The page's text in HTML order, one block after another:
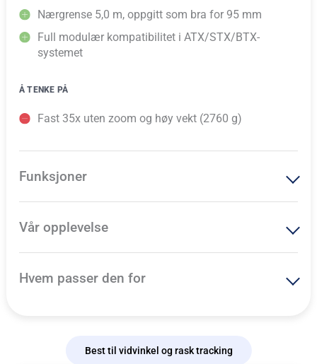
Nærgrense 5,0 m, oppgitt som bra for 95 mm
Full modulær kompatibilitet i ATX/STX/BTX-
systemet
Å TENKE PÅ
Fast 35x uten zoom og høy vekt (2760 g)
Funksjoner
Vår opplevelse
Hvem passer den for
Best til vidvinkel og rask tracking